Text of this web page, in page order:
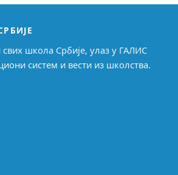
школа Србије, улаз у ГАЛИС
систем и вести из школства.